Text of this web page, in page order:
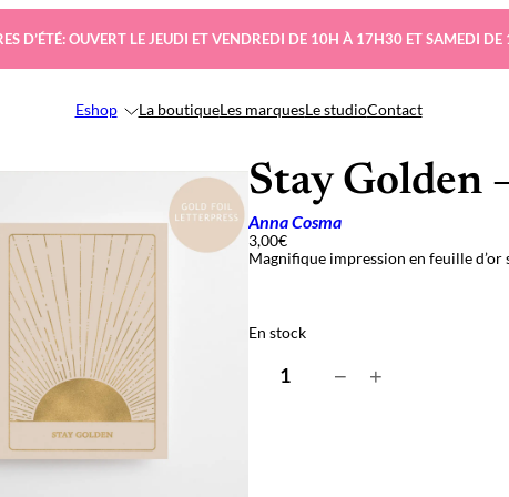
D’ÉTÉ: OUVERT LE JEUDI ET VENDREDI DE 10H À 17H30 ET SAMEDI
Eshop La boutiqueLes marquesLe studioContact
Stay Golden
Anna Cosma
3,00€
Magnifique impression en feuille
En stock
− +